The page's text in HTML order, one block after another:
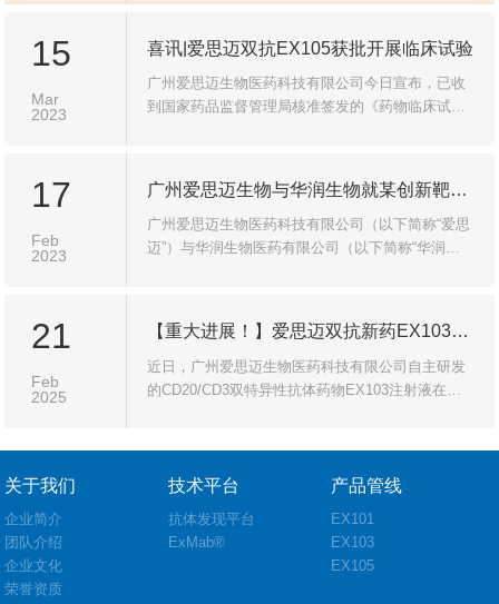
15
Mar
2023
喜讯|爱思迈双抗EX105获批开展临床试验
广州爱思迈生物医药科技有限公司今日宣布，已收
到国家药品监督管理局核准签发的《药物临床试验
17
Feb
2023
广州爱思迈生物与华润生物就某创新靶点双特异性抗体药物合作开发达成战略意向协议
广州爱思迈生物医药科技有限公司（以下简称“爱思
迈”）与华润生物医药有限公司（以下简称“华润生
21
Feb
2025
【重大进展！】爱思迈双抗新药EX103初步II期临床数据再创佳绩，疗效显著超越全球同类产品，同时将进军自免领域！
近日，广州爱思迈生物医药科技有限公司自主研发
的CD20/CD3双特异性抗体药物EX103注射液在复
关于我们
企业简介
团队介绍
企业文化
荣誉资质
技术平台
抗体发现平台
ExMab®
产品管线
EX101
EX103
EX105